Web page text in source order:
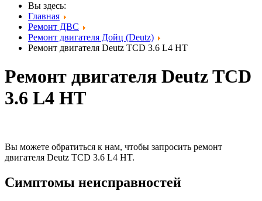
Вы здесь:
Главная
Ремонт ДВС
Ремонт двигателя Дойц (Deutz)
Ремонт двигателя Deutz TCD 3.6 L4 HT
Ремонт двигателя Deutz TCD
3.6 L4 HT
Вы можете обратиться к нам, чтобы запросить ремонт
двигателя Deutz TCD 3.6 L4 HT.
Симптомы неисправностей